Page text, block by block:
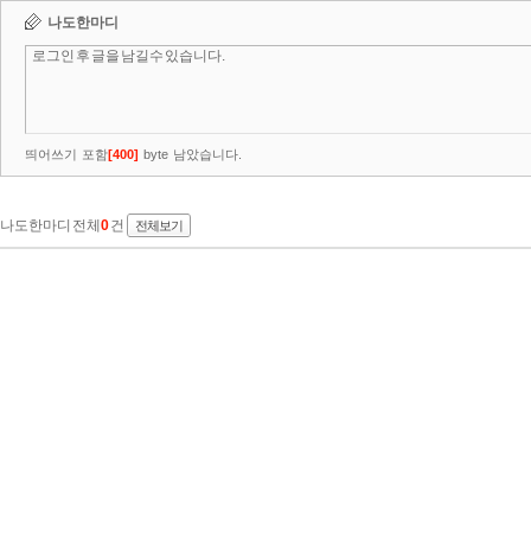
나도한마디
띄어쓰기 포함[400] byte 남았습니다.
나도한마디 전체 0건 전체보기